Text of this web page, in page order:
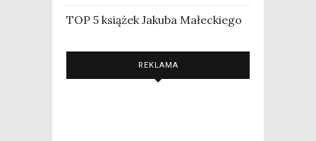
TOP 5 książek Jakuba Małeckiego
REKLAMA